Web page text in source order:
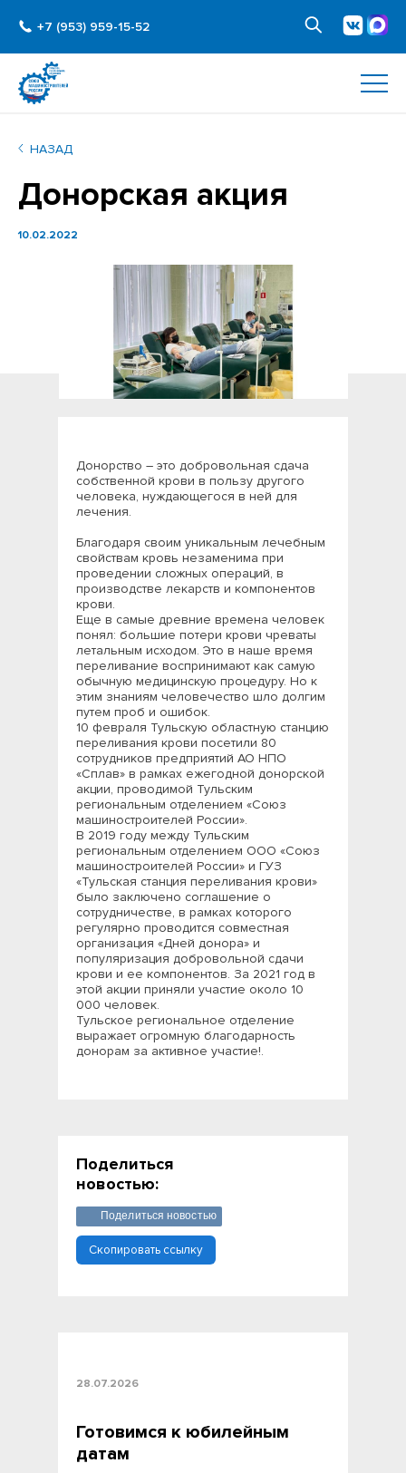
+7 (953) 959-15-52
НАЗАД
Донорская акция
10.02.2022
28.07.2026
Готовимся к юбилейным
датам
Донорство – это добровольная сдача
собственной крови в пользу другого
человека, нуждающегося в ней для
лечения.
Благодаря своим уникальным лечебным
свойствам кровь незаменима при
проведении сложных операций, в
производстве лекарств и компонентов
крови.
Еще в самые древние времена человек
понял: большие потери крови чреваты
летальным исходом. Это в наше время
переливание воспринимают как самую
обычную медицинскую процедуру. Но к
этим знаниям человечество шло долгим
путем проб и ошибок.
10 февраля Тульскую областную станцию
переливания крови посетили 80
сотрудников предприятий АО НПО
«Сплав» в рамках ежегодной донорской
акции, проводимой Тульским
региональным отделением «Союз
машиностроителей России».
В 2019 году между Тульским
региональным отделением ООО «Союз
машиностроителей России» и ГУЗ
«Тульская станция переливания крови»
было заключено соглашение о
сотрудничестве, в рамках которого
регулярно проводится совместная
организация «Дней донора» и
популяризация добровольной сдачи
крови и ее компонентов. За 2021 год в
этой акции приняли участие около 10
000 человек.
Тульское региональное отделение
выражает огромную благодарность
донорам за активное участие!.
Поделиться
новостью:
Поделиться новостью
Скопировать ссылку